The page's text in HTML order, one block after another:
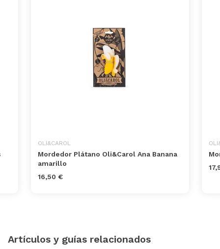
OLI&CAROL
Mordedor Plátano Oli&Carol Ana Banana
amarillo
16,50 €
Artículos y guías relacionados